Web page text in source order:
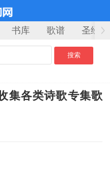
书库 歌谱 圣经
集各类诗歌专集歌